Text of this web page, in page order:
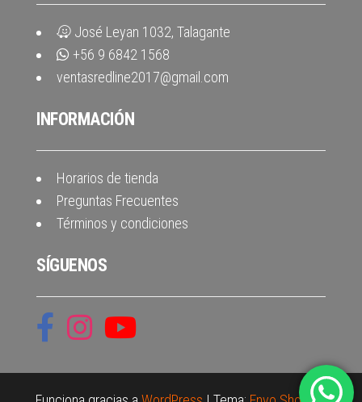
José Leyan 1032, Talagante
+56 9 6842 1568
ventasredline2017@gmail.com
INFORMACIÓN
Horarios de tienda
Preguntas Frecuentes
Términos y condiciones
SÍGUENOS